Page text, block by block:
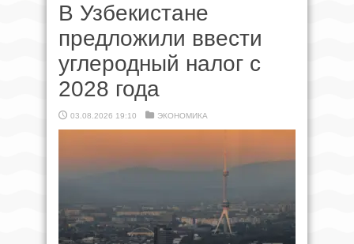
В Узбекистане
предложили ввести
углеродный налог с
2028 года
03.08.2026 19:10 ЭКОНОМИКА